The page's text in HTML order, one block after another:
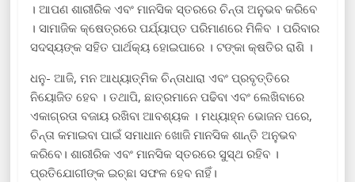
। ଆପଣ ଶାରୀରିକ ଏବଂ ମାନସିକ ସ୍ତରରେ ଚିନ୍ତା ଅନୁଭବ କରିବେ
। ସାମାଜିକ କ୍ଷେତ୍ରରେ ପର୍ଯ୍ୟାପ୍ତ ପରିମାଣରେ ମିଳିବ । ପରିବାର
ସଦସ୍ୟଙ୍କ ସହିତ ପାର୍ଥକ୍ୟ ହୋଇପାରେ । ଟଙ୍କା କ୍ଷତିର ରାଶି ।
ଧନୁ- ଆଜି, ମନ ଆଧ୍ୟାତ୍ମିକ ଚିନ୍ତାଧାରା ଏବଂ ପ୍ରବୃତ୍ତିରେ
ନିୟୋଜିତ ହେବ । ତଥାପି, ଛାତ୍ରମାନେ ପଢିବା ଏବଂ ଲେଖିବାରେ
ଏକାଗ୍ରତା ବଜାୟ ରଖିବା ଆବଶ୍ୟକ । ମଧ୍ୟାହ୍ନ ଭୋଜନ ପରେ,
ଚିନ୍ତା କମାଇବା ପାଇଁ ସମାଧାନ ଖୋଜି ମାନସିକ ଶାନ୍ତି ଅନୁଭବ
କରିବେ। ଶାରୀରିକ ଏବଂ ମାନସିକ ସ୍ତରରେ ସୁସ୍ଥ ରହିବ ।
ପ୍ରତିଯୋଗୀଙ୍କ ଇଚ୍ଛା ସଫଳ ହେବ ନାହିଁ।